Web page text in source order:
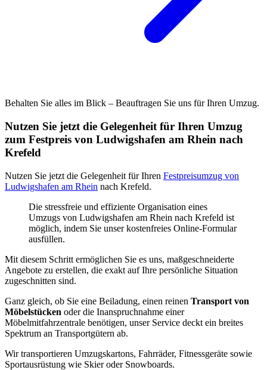
Behalten Sie alles im Blick – Beauftragen Sie uns für Ihren Umzug.
Nutzen Sie jetzt die Gelegenheit für Ihren Umzug
zum Festpreis von Ludwigshafen am Rhein nach
Krefeld
Nutzen Sie jetzt die Gelegenheit für Ihren Festpreisumzug von
Ludwigshafen am Rhein nach Krefeld.
Die stressfreie und effiziente Organisation eines
Umzugs von Ludwigshafen am Rhein nach Krefeld ist
möglich, indem Sie unser kostenfreies Online-Formular
ausfüllen.
Mit diesem Schritt ermöglichen Sie es uns, maßgeschneiderte
Angebote zu erstellen, die exakt auf Ihre persönliche Situation
zugeschnitten sind.
Ganz gleich, ob Sie eine Beiladung, einen reinen Transport von
Möbelstücken oder die Inanspruchnahme einer
Möbelmitfahrzentrale benötigen, unser Service deckt ein breites
Spektrum an Transportgütern ab.
Wir transportieren Umzugskartons, Fahrräder, Fitnessgeräte sowie
Sportausrüstung wie Skier oder Snowboards.